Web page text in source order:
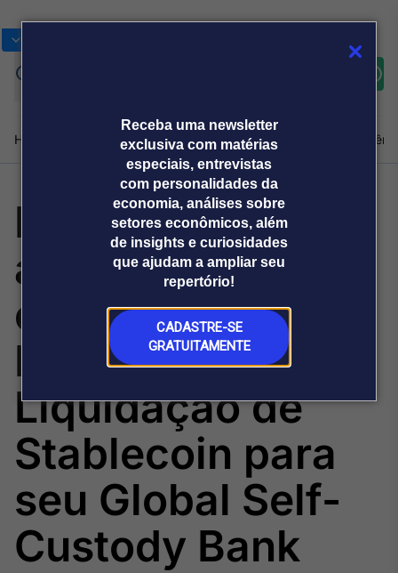
Receba uma newsletter
exclusiva com matérias
especiais, entrevistas
com personalidades da
economia, análises sobre
setores econômicos, além
de insights e curiosidades
que ajudam a ampliar seu
repertório!
CADASTRE-SE
GRATUITAMENTE
Home Produtos e soluçõesNotíciasBlogWeekend
Plataformas
Broadcast
Broadcast+
O mercado
financeiro em
tempo real
Broadcast
Agro
Tudo sobre o
agronegócio
Broadcast
Político
Sobre nós Releases Broadcast
Prêmio Broadcast
Analistas
Prêmio Broadcast
Empresas
Agências de
comunicação
Releases
Hesab Seleciona
a Movement
como Camada
Exclusiva de
Liquidação de
Stablecoin para
seu Global Self-
Custody Bank